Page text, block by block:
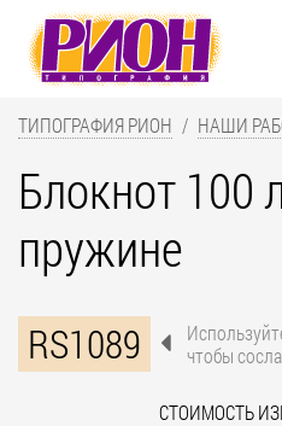
ТИПОГРАФИЯ РИОН НАШИ
Блокнот 100
пружине
RS1089
чтобы
СТОИМОСТЬ